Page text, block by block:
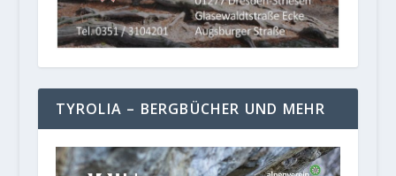
TYROLIA – BERGBÜCHER UND MEHR